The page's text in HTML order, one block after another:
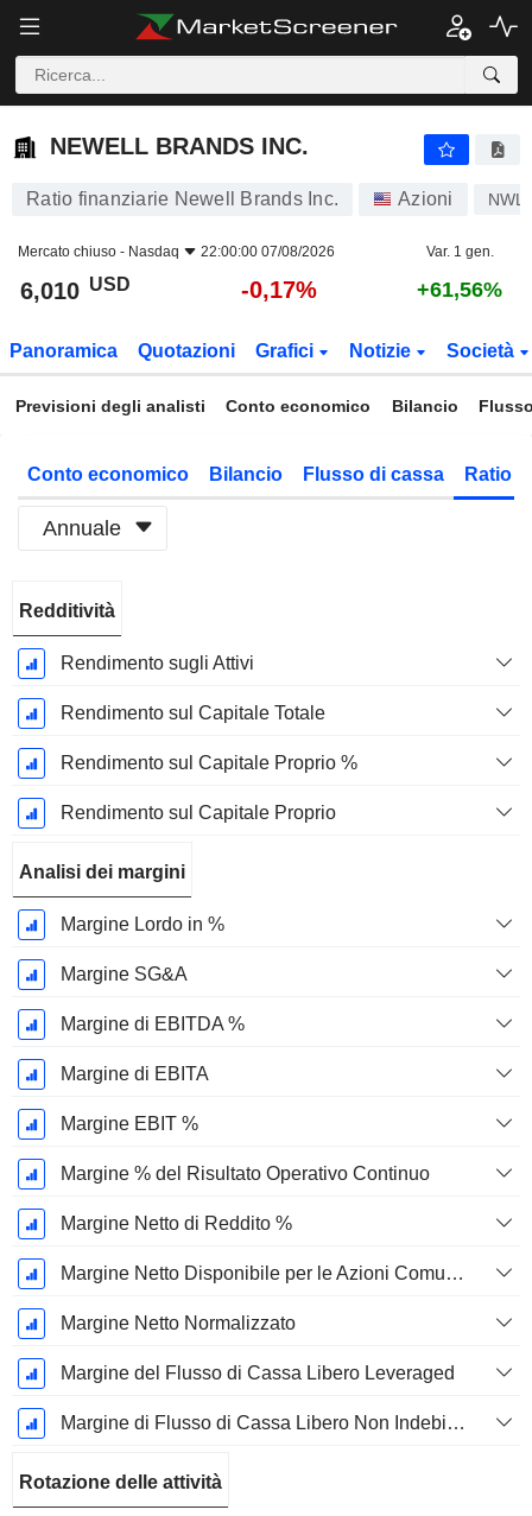
NEWELL BRANDS INC.
NEWELL BRANDS INC.
Ratio finanziarie Newell Brands Inc. Azioni NWL
Mercato chiuso - Nasdaq 22:00:00 07/08/2026 Var. 1 gen.
6,010 USD -0,17% +61,56%
Panoramica Quotazioni Grafici Notizie Società
Previsioni degli analisti Conto economico Bilancio
Conto economico Bilancio Flusso di cassa Ratio
Annuale
Fiscale:
Dicembre
Redditività
Rendimento sugli Attivi
Rendimento sul Capitale Totale
Rendimento sul Capitale Proprio %
Rendimento sul Capitale Proprio
Analisi dei margini
Margine Lordo in %
Margine SG&A
Margine di EBITDA %
Margine di EBITA
Margine EBIT %
Margine % del Risultato Operativo Continuo
Margine Netto di Reddito %
Margine Netto Disponibile per le Azioni Comuni %
Margine Netto Normalizzato
Margine del Flusso di Cassa Libero Leveraged
Margine di Flusso di Cassa Libero Non Indebitato
Rotazione delle attività